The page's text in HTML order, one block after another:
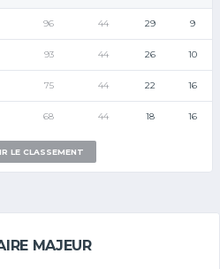
96 44 29 9
93 44 26 10
75 44 22 16
68 44 18 16
LE CLASSEMENT
MAJEUR